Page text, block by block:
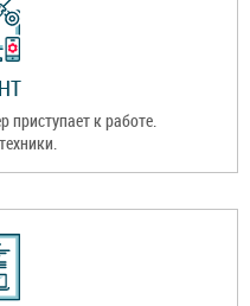
приступает к работе.